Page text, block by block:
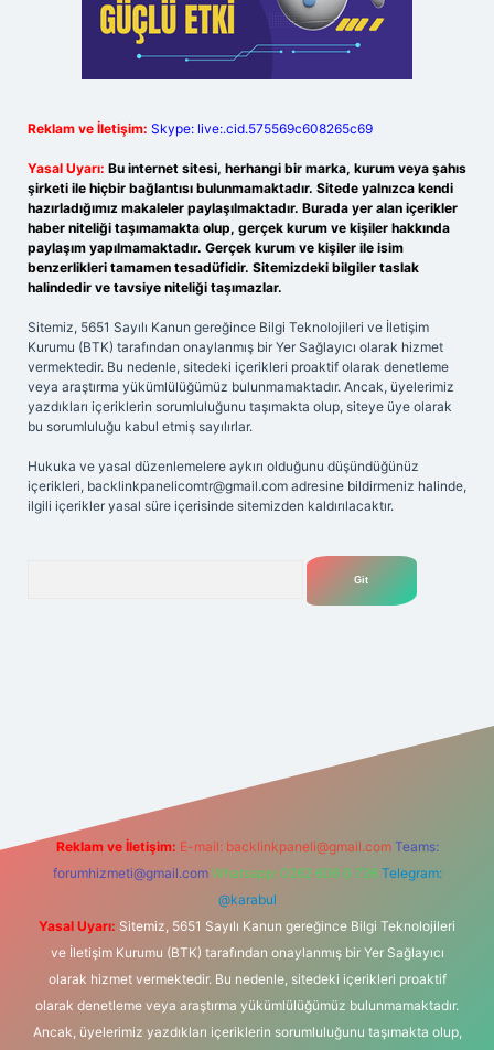
Reklam ve İletişim: Skype: live:.cid.575569c608265c69
Yasal Uyarı: Bu internet sitesi, herhangi bir marka, kurum veya şahıs
şirketi ile hiçbir bağlantısı bulunmamaktadır. Sitede yalnızca kendi
hazırladığımız makaleler paylaşılmaktadır. Burada yer alan içerikler
haber niteliği taşımamakta olup, gerçek kurum ve kişiler hakkında
paylaşım yapılmamaktadır. Gerçek kurum ve kişiler ile isim
benzerlikleri tamamen tesadüfidir. Sitemizdeki bilgiler taslak
halindedir ve tavsiye niteliği taşımazlar.
Sitemiz, 5651 Sayılı Kanun gereğince Bilgi Teknolojileri ve İletişim
Kurumu (BTK) tarafından onaylanmış bir Yer Sağlayıcı olarak hizmet
vermektedir. Bu nedenle, sitedeki içerikleri proaktif olarak denetleme
veya araştırma yükümlülüğümüz bulunmamaktadır. Ancak, üyelerimiz
yazdıkları içeriklerin sorumluluğunu taşımakta olup, siteye üye olarak
bu sorumluluğu kabul etmiş sayılırlar.
Hukuka ve yasal düzenlemelere aykırı olduğunu düşündüğünüz
içerikleri, backlinkpanelicomtr@gmail.com adresine bildirmeniz halinde,
ilgili içerikler yasal süre içerisinde sitemizden kaldırılacaktır.
Reklam ve İletişim: E-mail: backlinkpaneli@gmail.com Teams:
forumhizmeti@gmail.com Whatsapp: 0262 606 0 726 Telegram:
@karabul
Yasal Uyarı: Sitemiz, 5651 Sayılı Kanun gereğince Bilgi Teknolojileri
ve İletişim Kurumu (BTK) tarafından onaylanmış bir Yer Sağlayıcı
olarak hizmet vermektedir. Bu nedenle, sitedeki içerikleri proaktif
olarak denetleme veya araştırma yükümlülüğümüz bulunmamaktadır.
Ancak, üyelerimiz yazdıkları içeriklerin sorumluluğunu taşımakta olup,